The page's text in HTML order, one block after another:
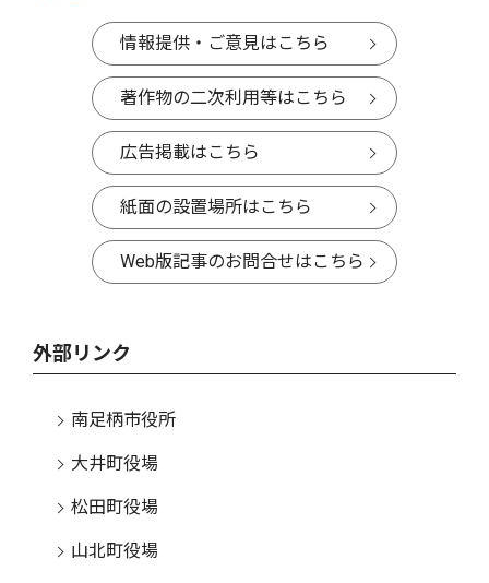
情報提供・ご意見はこちら
著作物の二次利用等はこちら
広告掲載はこちら
紙面の設置場所はこちら
Web版記事のお問合せはこちら
外部リンク
南足柄市役所
大井町役場
松田町役場
山北町役場